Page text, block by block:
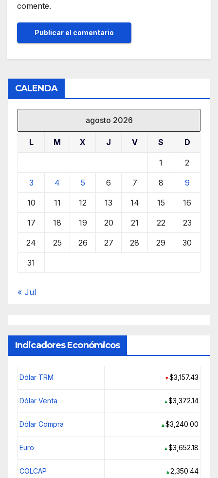
comente.
CALENDA
agosto 2026
L M X J V S D
1 2
3 4 5 6 7 8 9
10 11 12 13 14 15 16
17 18 19 20 21 22 23
24 25 26 27 28 29 30
31
« Jul
Indicadores Económicos
Dólar TRM ▼$3,157.43
Dólar Venta ▲$3,372.14
Dólar Compra ▲$3,240.00
Euro ▲$3,652.18
COLCAP ▲2,350.44